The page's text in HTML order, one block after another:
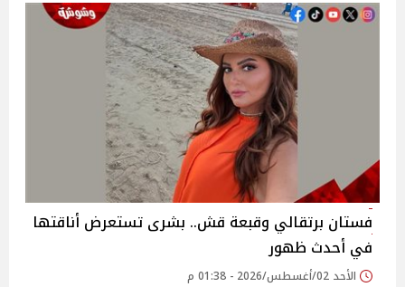
فستان برتقالي وقبعة قش.. بشرى تستعرض أناقتها
في أحدث ظهور
الأحد 02/أغسطس/2026 - 01:38 م